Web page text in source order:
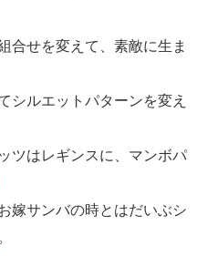
合せを変えて、素敵に生ま
シルエットパターンを変え
ツはレギンスに、マンボパ
嫁サンバの時とはだいぶシ